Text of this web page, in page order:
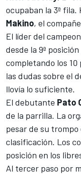
ocupaban la 3ª fila.
Makino, el
El líder del
desde la 9ª
completando los
las dudas sobre el
llovía lo suficiente.
El debutante Pato
de la parrilla. La
pesar de su
clasificación. Los
posición en los
Al tercer paso por